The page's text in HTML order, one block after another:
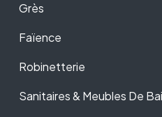
Grès
Faïence
Robinetterie
Sanitaires & Meubles De